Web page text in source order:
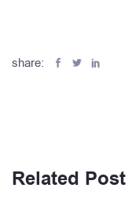
share:
Related Post